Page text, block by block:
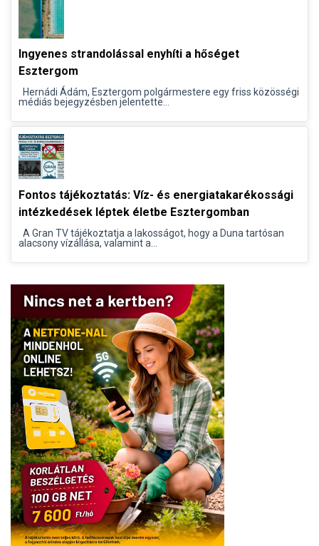
Ingyenes strandolással enyhíti a hőséget
Esztergom
Hernádi Ádám, Esztergom polgármestere egy friss közösségi
médiás bejegyzésben jelentette...
Fontos tájékoztatás: Víz- és energiatakarékossági
intézkedések léptek életbe Esztergomban
A Gran TV tájékoztatja a lakosságot, hogy a Duna tartósan
alacsony vízállása, valamint a...